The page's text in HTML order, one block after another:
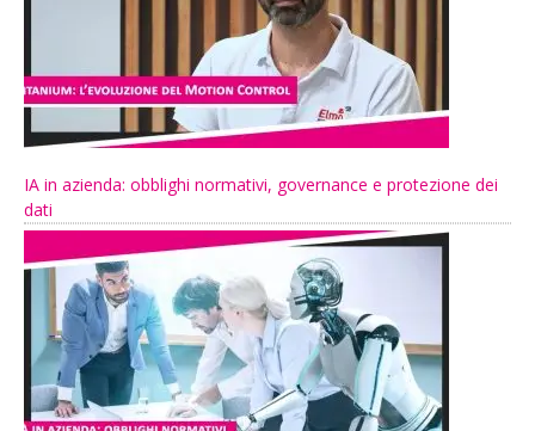
IA in azienda: obblighi normativi, governance e protezione dei
dati